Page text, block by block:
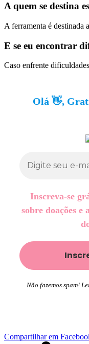
A quem se destina
A ferramenta é destinada
E se eu encontrar
Caso enfrente
Olá 👋,
Inscreva-se
sobre doações e
Não fazemos spam!
Compartilhar em